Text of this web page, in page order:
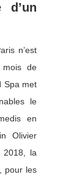
d’un
n’est
de
Spa met
le
en
Olivier
2018, la
pour les